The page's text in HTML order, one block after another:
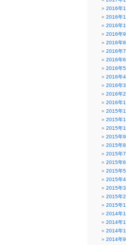
2016年
2016年
2016年
2016年9
2016年8
2016年7
2016年6
2016年5
2016年4
2016年3
2016年2
2016年1
2015年
2015年
2015年
2015年9
2015年8
2015年7
2015年6
2015年5
2015年4
2015年3
2015年2
2015年1
2014年
2014年
2014年
2014年9